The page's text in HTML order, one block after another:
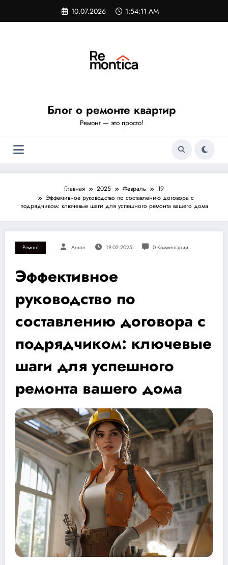
содержимому
10.07.2026 1:54:11 AM
Блог о ремонте квартир
Ремонт — это просто!
Главная 2025 Февраль
19
Эффективное руководство по составлению договора с
подрядчиком: ключевые шаги для успешного ремонта вашего дома
Ремонт Антон 19.02.2025 0 Комментарии
Эффективное
руководство по
составлению договора с
подрядчиком: ключевые
шаги для успешного
ремонта вашего дома